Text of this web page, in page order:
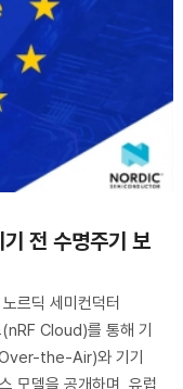
전 수명주기 보
르딕 세미컨덕터
Cloud)를 통해 기
the-Air)와 기기
모델을 공개하며, 유럽